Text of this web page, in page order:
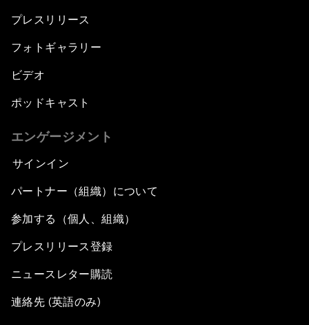
プレスリリース
フォトギャラリー
ビデオ
ポッドキャスト
エンゲージメント
サインイン
パートナー（組織）について
参加する（個人、組織）
プレスリリース登録
ニュースレター購読
連絡先 (英語のみ)